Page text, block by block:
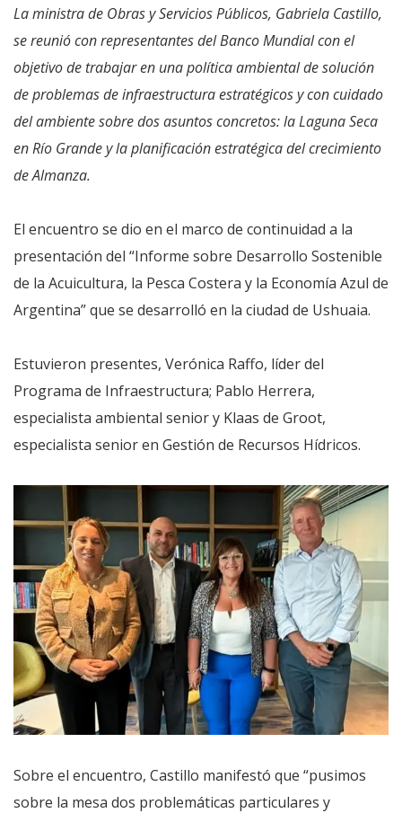
La ministra de Obras y Servicios Públicos, Gabriela Castillo,
se reunió con representantes del Banco Mundial con el
objetivo de trabajar en una política ambiental de solución
de problemas de infraestructura estratégicos y con cuidado
del ambiente sobre dos asuntos concretos: la Laguna Seca
en Río Grande y la planificación estratégica del crecimiento
de Almanza.
El encuentro se dio en el marco de continuidad a la
presentación del “Informe sobre Desarrollo Sostenible
de la Acuicultura, la Pesca Costera y la Economía Azul de
Argentina” que se desarrolló en la ciudad de Ushuaia.
Estuvieron presentes, Verónica Raffo, líder del
Programa de Infraestructura; Pablo Herrera,
especialista ambiental senior y Klaas de Groot,
especialista senior en Gestión de Recursos Hídricos.
Sobre el encuentro, Castillo manifestó que “pusimos
sobre la mesa dos problemáticas particulares y